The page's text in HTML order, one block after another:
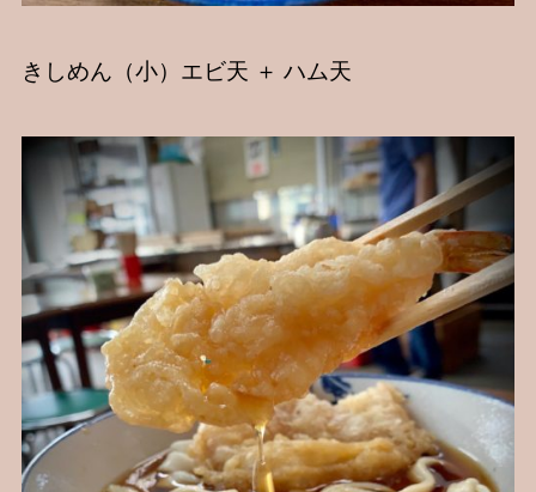
きしめん（小）エビ天 ＋ ハム天